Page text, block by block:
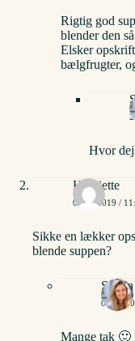
Rigtig god
blender den
Elsker
bælgfrugter,
Hvor
Henriette
05/12/2019 /
Sikke en lækker
blende suppen?
Stinna
05/12/
Mange tak 🙂